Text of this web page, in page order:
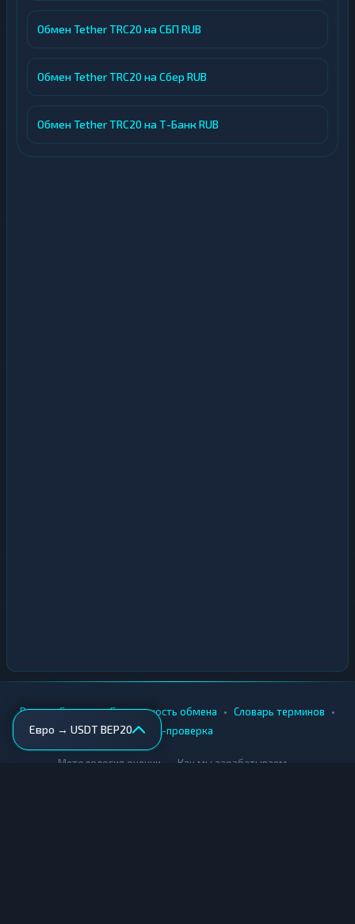
Обмен Tether TRC20 на СБП RUB
Обмен Tether TRC20 на Сбер RUB
Обмен Tether TRC20 на Т-Банк RUB
Евро → USDT BEP20
Вики • Города • Безопасность обмена • Словарь терминов •
AML-проверка
Методология оценки Как мы зарабатываем